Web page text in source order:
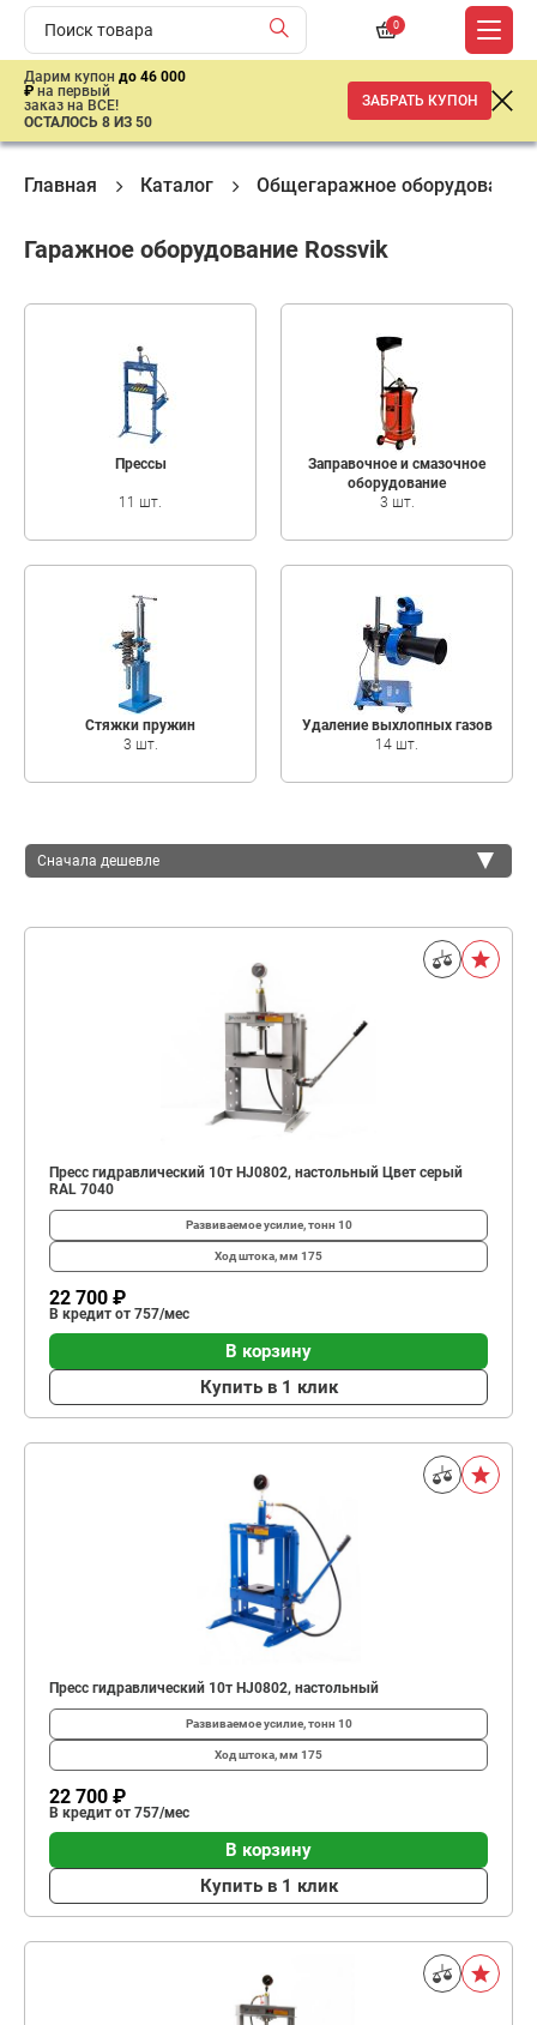
0
Дарим купон до 46 000
₽ на первый
заказ на ВСЕ!
ОСТАЛОСЬ 8 ИЗ 50
ЗАБРАТЬ КУПОН
Главная Каталог Общегаражное оборудование
Гаражное оборудование Rossvik
Прессы
11 шт.
Заправочное и смазочное
оборудование
3 шт.
Стяжки пружин
3 шт.
Удаление выхлопных газов
14 шт.
Сначала дешевле
Пресс гидравлический 10т HJ0802, настольный Цвет серый
RAL 7040
Развиваемое усилие, тонн 10
Ход штока, мм 175
22 700 ₽
В кредит от 757/мес
В корзину
Купить в 1 клик
Пресс гидравлический 10т HJ0802, настольный
Развиваемое усилие, тонн 10
Ход штока, мм 175
22 700 ₽
В кредит от 757/мес
В корзину
Купить в 1 клик